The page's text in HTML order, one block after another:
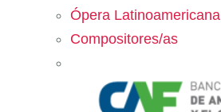
Ópera Latinoamericana
Compositores/as